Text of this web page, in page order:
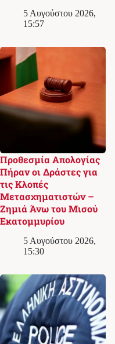
5 Αυγούστου 2026,
15:57
Προθεσμία Απολογίας
Πήραν οι Δράστες για
τις Κλοπές
Μετασχηματιστών –
Ζημιά Άνω του Μισού
Εκατομμυρίου
5 Αυγούστου 2026,
15:30